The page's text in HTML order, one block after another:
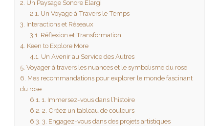
2. Un Paysage Sonore Élargi
2.1. Un Voyage à Travers le Temps
3. Interactions et Réseaux
3.1. Réflexion et Transformation
4. Keen to Explore More
4.1. Un Avenir au Service des Autres
5. Voyager à travers les nuances et le symbolisme du rose
6. Mes recommandations pour explorer le monde fascinant
du rose
6.1. 1. Immersez-vous dans l’histoire
6.2. 2. Créez un tableau de couleurs
6.3. 3. Engagez-vous dans des projets artistiques